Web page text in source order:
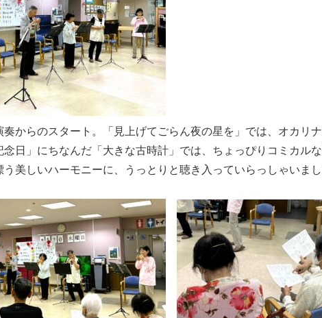
奏からのスタート。「見上げてごらん夜の星を」では、オカリ
念日」にちなんだ「大きな古時計」では、ちょっぴりコミカル
う美しいハーモニーに、うっとりと聴き入っていらっしゃいまし